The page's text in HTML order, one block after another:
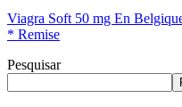
Viagra Soft 50 mg En
* Remise
Pesquisar